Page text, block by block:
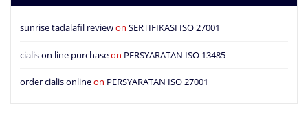
sunrise tadalafil reviewon SERTIFIKASI ISO 27001
cialis on line purchaseon PERSYARATAN ISO 13485
order cialis onlineon PERSYARATAN ISO 27001